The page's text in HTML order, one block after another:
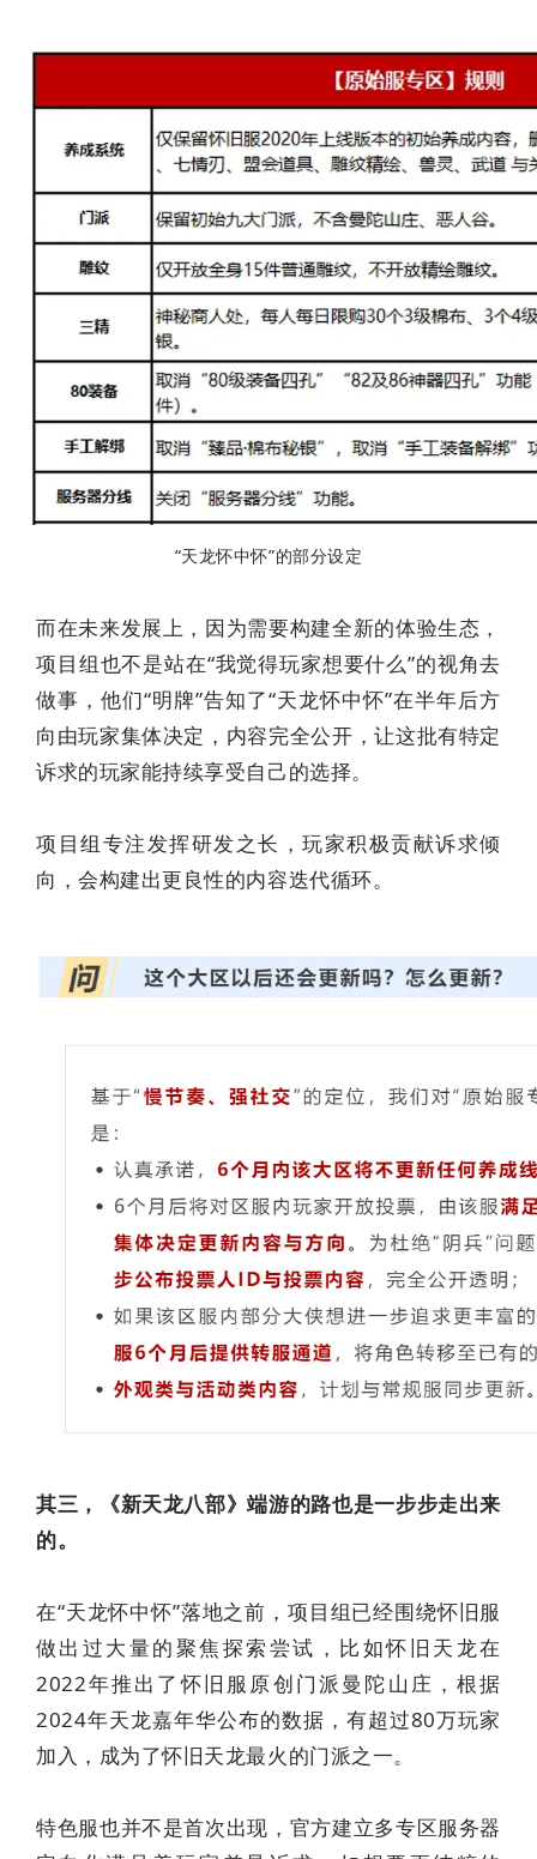
“天龙怀中怀”的部分设定
而在未来发展上，因为需要构建全新的体验生态，
项目组也不是站在“我觉得玩家想要什么”的视角去
做事，他们“明牌”告知了“天龙怀中怀”在半年后方
向由玩家集体决定，内容完全公开，让这批有特定
诉求的玩家能持续享受自己的选择。
项目组专注发挥研发之长，玩家积极贡献诉求倾
向，会构建出更良性的内容迭代循环。
其三，《新天龙八部》端游的路也是一步步走出来
的。
在“天龙怀中怀”落地之前，项目组已经围绕怀旧服
做出过大量的聚焦探索尝试，比如怀旧天龙在
2022年推出了怀旧服原创门派曼陀山庄，根据
2024年天龙嘉年华公布的数据，有超过80万玩家
加入，成为了怀旧天龙最火的门派之一。
特色服也并不是首次出现，官方建立多专区服务器